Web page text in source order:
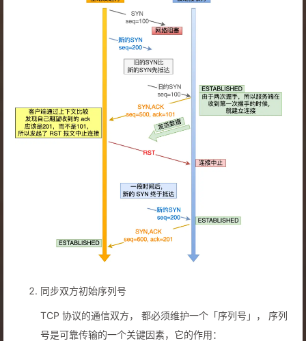
同步双方初始序列号
TCP 协议的通信双方， 都必须维护一个「序列号」， 序列
号是可靠传输的一个关键因素，它的作用：